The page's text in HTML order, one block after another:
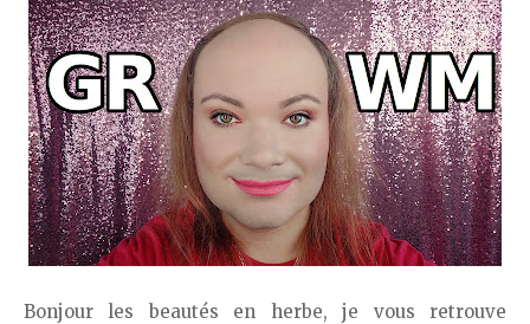
Bonjour les beautés en herbe, je vous retrouve